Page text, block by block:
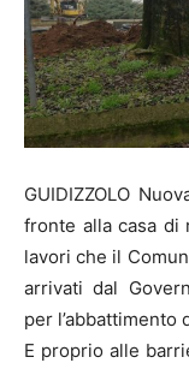
GUIDIZZOLO
fronte alla casa
lavori che il
arrivati dal
per
E proprio alle